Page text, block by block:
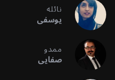
نائله
یوسفی
ممدو
صفایی